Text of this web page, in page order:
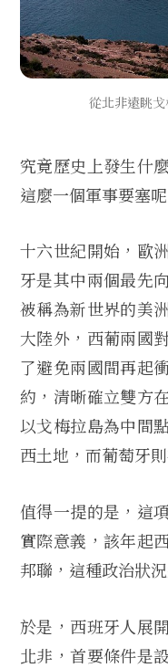
從北非遠眺
究竟歷史上發生什
這麼一個軍事要塞呢
十六世紀開始，歐
牙是其中兩個最先
被稱為新世界的美
大陸外，西葡兩國
了避免兩國間再起
約，清晰確立雙方
以戈梅拉島為中間
西土地，而葡萄牙
值得一提的是，這
實際意義，該年起
邦聯，這種政治狀
於是，西班牙人展
北非，首要條件是